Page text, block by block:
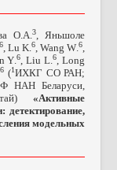
О.А.3, Яньшоле
6, Lu K.6, Wang W.6,
Y.6,Liu L.6,Long
6 (1ИХКГ СО РАН;
НАН Беларуси,
«Активные
детектирование,
модельных